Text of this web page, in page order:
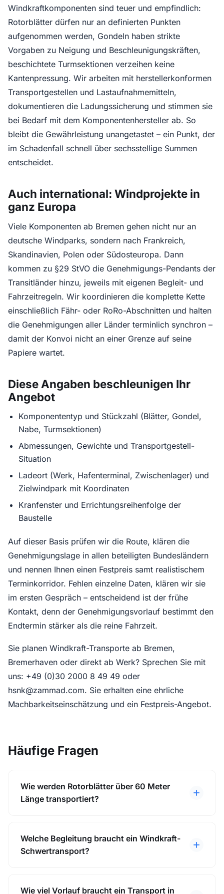
Windkraftkomponenten sind teuer und empfindlich:
Rotorblätter dürfen nur an definierten Punkten
aufgenommen werden, Gondeln haben strikte
Vorgaben zu Neigung und Beschleunigungskräften,
beschichtete Turmsektionen verzeihen keine
Kantenpressung. Wir arbeiten mit herstellerkonformen
Transportgestellen und Lastaufnahmemitteln,
dokumentieren die Ladungssicherung und stimmen sie
bei Bedarf mit dem Komponentenhersteller ab. So
bleibt die Gewährleistung unangetastet – ein Punkt, der
im Schadenfall schnell über sechsstellige Summen
entscheidet.
Auch international: Windprojekte in
ganz Europa
Viele Komponenten ab Bremen gehen nicht nur an
deutsche Windparks, sondern nach Frankreich,
Skandinavien, Polen oder Südosteuropa. Dann
kommen zu §29 StVO die Genehmigungs-Pendants der
Transitländer hinzu, jeweils mit eigenen Begleit- und
Fahrzeitregeln. Wir koordinieren die komplette Kette
einschließlich Fähr- oder RoRo-Abschnitten und halten
die Genehmigungen aller Länder terminlich synchron –
damit der Konvoi nicht an einer Grenze auf seine
Papiere wartet.
Diese Angaben beschleunigen Ihr
Angebot
Komponententyp und Stückzahl (Blätter, Gondel,
Nabe, Turmsektionen)
Abmessungen, Gewichte und Transportgestell-
Situation
Ladeort (Werk, Hafenterminal, Zwischenlager) und
Zielwindpark mit Koordinaten
Kranfenster und Errichtungsreihenfolge der
Baustelle
Auf dieser Basis prüfen wir die Route, klären die
Genehmigungslage in allen beteiligten Bundesländern
und nennen Ihnen einen Festpreis samt realistischem
Terminkorridor. Fehlen einzelne Daten, klären wir sie
im ersten Gespräch – entscheidend ist der frühe
Kontakt, denn der Genehmigungsvorlauf bestimmt den
Endtermin stärker als die reine Fahrzeit.
Sie planen Windkraft-Transporte ab Bremen,
Bremerhaven oder direkt ab Werk? Sprechen Sie mit
uns: +49 (0)30 2000 8 49 49 oder
hsnk@zammad.com. Sie erhalten eine ehrliche
Machbarkeitseinschätzung und ein Festpreis-Angebot.
Häufige Fragen
Wie werden Rotorblätter über 60 Meter
Länge transportiert?
Welche Begleitung braucht ein Windkraft-
Schwertransport?
Wie viel Vorlauf braucht ein Transport in